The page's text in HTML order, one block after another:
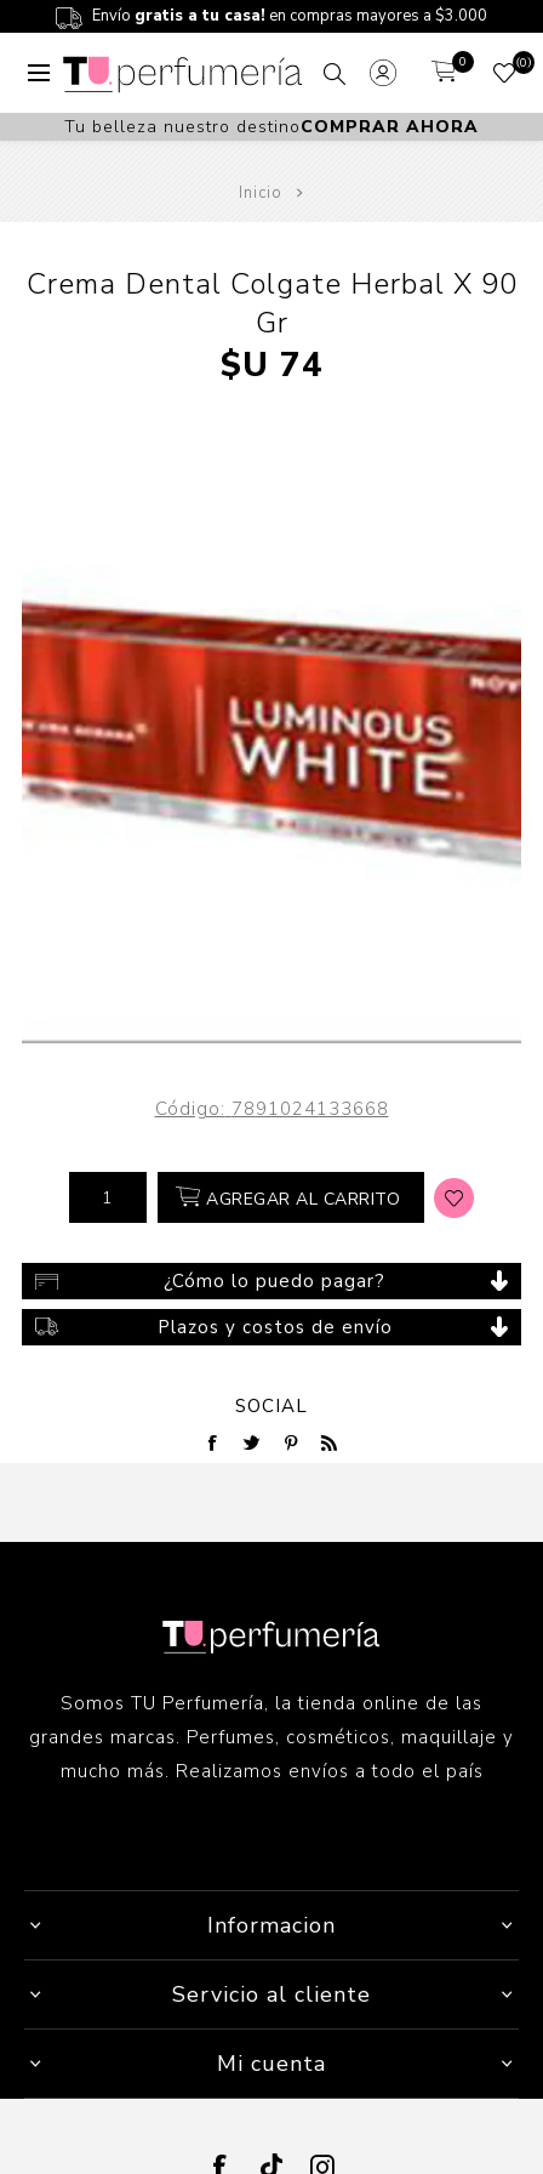
Envío gratis a tu casa! en compras mayores a $3.000
0 0
Tu belleza nuestro destinoCOMPRAR AHORA
Inicio
Crema Dental Colgate Herbal X 90
Gr
$U 74
Código: 7891024133668
AGREGAR AL CARRITO
¿Cómo lo puedo pagar?
Plazos y costos de envío
SOCIAL
Somos TU Perfumería, la tienda online de las
grandes marcas. Perfumes, cosméticos, maquillaje y
mucho más. Realizamos envíos a todo el país
Informacion
Servicio al cliente
Mi cuenta